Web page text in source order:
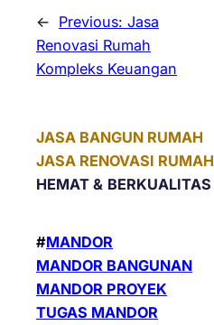
← Previous: Jasa
Renovasi Rumah
Kompleks Keuangan
JASA BANGUN RUMAH
JASA RENOVASI RUMAH
HEMAT & BERKUALITAS
#MANDOR
MANDOR BANGUNAN
MANDOR PROYEK
TUGAS MANDOR